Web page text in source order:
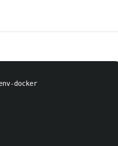
docker